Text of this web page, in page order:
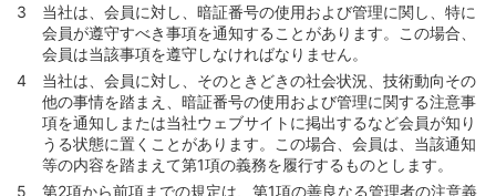
当社は、会員に対し、暗証番号の使用および管理に関し、特に
会員が遵守すべき事項を通知することがあります。この場合、
会員は当該事項を遵守しなければなりません。
当社は、会員に対し、そのときどきの社会状況、技術動向その
他の事情を踏まえ、暗証番号の使用および管理に関する注意事
項を通知しまたは当社ウェブサイトに掲出するなど会員が知り
うる状態に置くことがあります。この場合、会員は、当該通知
等の内容を踏まえて第1項の義務を履行するものとします。
第2項から前項までの規定は、第1項の善良なる管理者の注意義